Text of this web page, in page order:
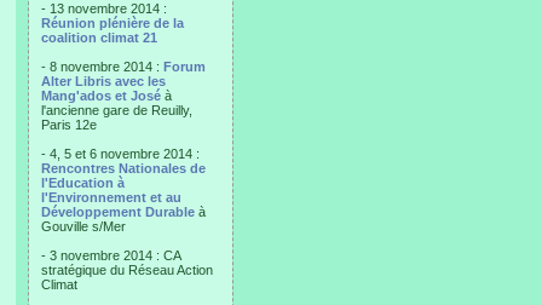
- 13 novembre 2014 :
Réunion plénière de la
coalition climat 21
- 8 novembre 2014 : Forum
Alter Libris avec les
Mang'ados et José à
l'ancienne gare de Reuilly,
Paris 12e
- 4, 5 et 6 novembre 2014 :
Rencontres Nationales de
l'Education à
l'Environnement et au
Développement Durable à
Gouville s/Mer
- 3 novembre 2014 : CA
stratégique du Réseau Action
Climat